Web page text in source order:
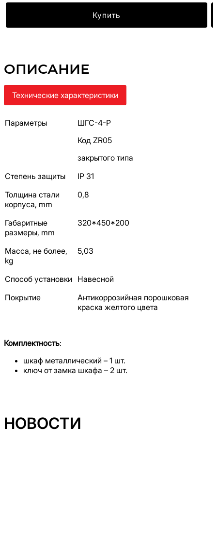
Купить
ОПИСАНИЕ
Технические характеристики
Параметры
ШГС-4-P
Код ZR05
закрытого типа
Степень защиты
IP 31
Толщина стали
корпуса, mm
0,8
Габаритные
размеры, mm
320*450*200
Масса, не более,
kg
5,03
Способ установки
Навесной
Покрытие
Антикоррозийная порошковая
краска желтого цвета
Комплектность:
шкаф металлический – 1 шт.
ключ от замка шкафа – 2 шт.
НОВОСТИ